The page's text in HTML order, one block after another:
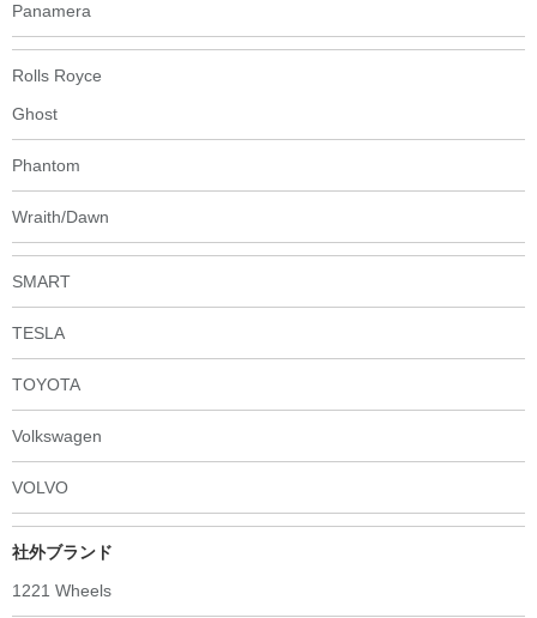
Panamera
Rolls Royce
Ghost
Phantom
Wraith/Dawn
SMART
TESLA
TOYOTA
Volkswagen
VOLVO
社外ブランド
1221 Wheels